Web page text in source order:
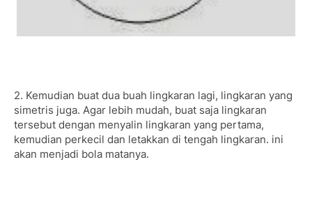
2. Kemudian buat dua buah lingkaran lagi, lingkaran yang
simetris juga. Agar lebih mudah, buat saja lingkaran
tersebut dengan menyalin lingkaran yang pertama,
kemudian perkecil dan letakkan di tengah lingkaran. ini
akan menjadi bola matanya.